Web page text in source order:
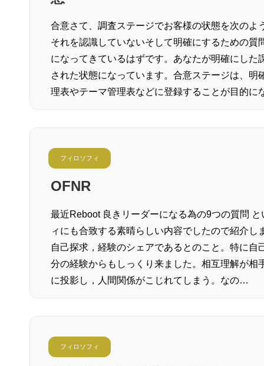
合意さて、調査ステージでお客様の状態を次の
それを認識していないそして明確にするための
になってきているはずです。あなたが明確にし
された状態になっています。合意ステージは、
理表やテーマ管理表などに登録することが目的に
フィロソフィ
OFNR
最近Reboot 良きリーダーになる為の9つの質問
ィにも合致する素晴らしい内容でしたので紹介
自己探求，経験のシェアであるとのこと。特に
分の経験からもしっくり来ました。相互理解が
に投影し，人間関係がこじれてしまう。なの…
フィロソフィ